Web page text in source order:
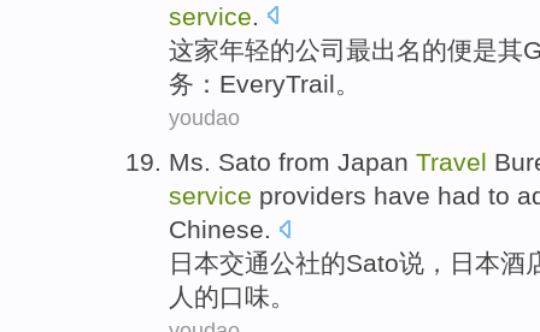
service
这家年轻的公司最出名的便是其
务 ： EveryTrail 。
youdao
Ms. Sato from Japan Travel
service providers have had to
Chinese.
日本交通公社的Sato说， 日本酒
人 的口味。